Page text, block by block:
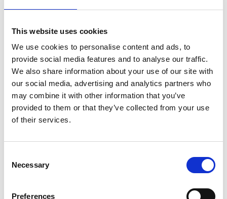
This website uses cookies
We use cookies to personalise content and ads, to
provide social media features and to analyse our traffic.
We also share information about your use of our site with
our social media, advertising and analytics partners who
may combine it with other information that you’ve
provided to them or that they’ve collected from your use
of their services.
Selection
Necessary
Preferences
Escabeau double Solide 2
x 4 marches DT04
€312,03
Afficher le produit
Escabeau double Solide 2
x 5 marches DT05
€321,00 €387,17